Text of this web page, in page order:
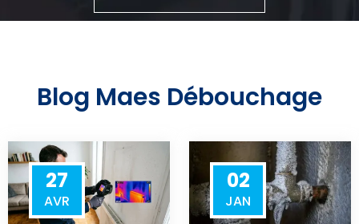
Blog Maes Débouchage
27
AVR
02
JAN